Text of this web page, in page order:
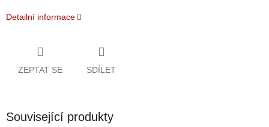
Detailní informace
ZEPTAT SE SDÍLET
Související produkty